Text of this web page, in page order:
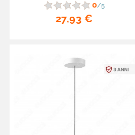
0/5
27,93 €